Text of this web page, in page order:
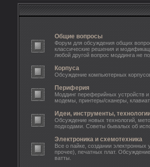
Общие вопросы
Форум для обсуждения общих
классические решения и
любой другой вопрос моддинга не
Корпуса
Обсуждение компьютерных
Периферия
Моддинг переферийных
модемы, принтеры/сканеры,
Идеи, инструменты,
Обсуждение новых технологий,
подходами. Советы бывалых об
Электроника и схемотехника
Все о пайке, создании
прочее), печатных плат.
ватты.